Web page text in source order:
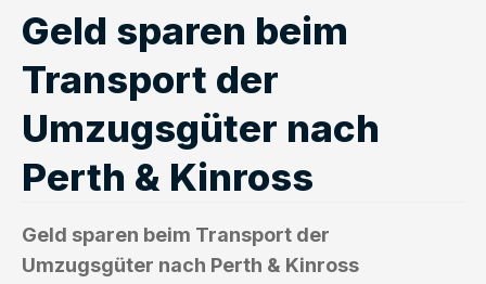
Geld sparen beim
Transport der
Umzugsgüter nach
Perth & Kinross
Geld sparen beim Transport der
Umzugsgüter nach Perth & Kinross